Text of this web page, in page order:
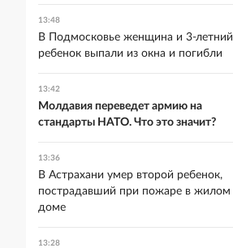
13:48
В Подмосковье женщина и 3-летний
ребенок выпали из окна и погибли
13:42
Молдавия переведет армию на
стандарты НАТО. Что это значит?
13:36
В Астрахани умер второй ребенок,
пострадавший при пожаре в жилом
доме
13:28